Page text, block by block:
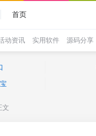
首页
动资讯 实用软件 源码分享
文